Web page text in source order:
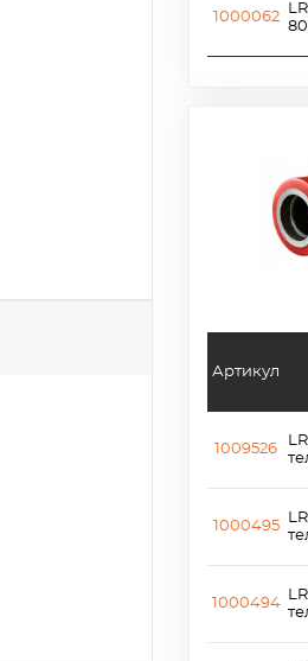
1000062
Артикул
1009526
1000495
1000494